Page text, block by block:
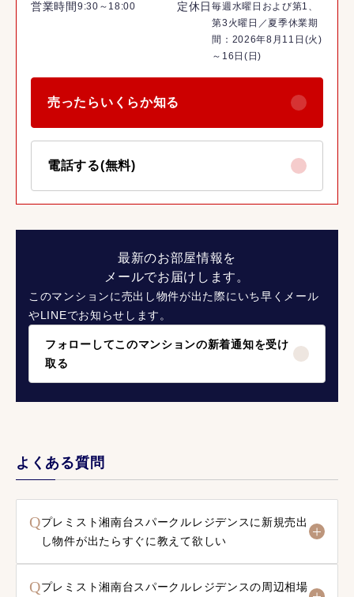
営業時間 9:30～18:00 定休日毎週水曜日および第1、
第3火曜日／夏季休業期
間：2026年8月11日(火)
～16日(日)
売ったらいくらか知る
電話する(無料)
最新のお部屋情報を
メールでお届けします。
このマンションに売出し物件が出た際にいち早くメール
やLINEでお知らせします。
フォローしてこのマンションの新着通知を受け
取る
よくある質問
Qプレミスト湘南台スパークルレジデンスに新規売出
し物件が出たらすぐに教えて欲しい
Qプレミスト湘南台スパークルレジデンスの周辺相場